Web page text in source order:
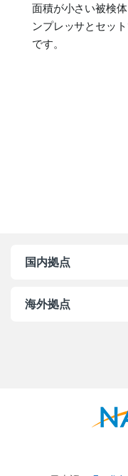
面積が小さい被検
ンプレッサとセッ
です。
国内拠点
海外拠点